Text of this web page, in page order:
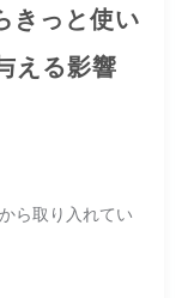
きっと使い
える影響
ら取り入れてい